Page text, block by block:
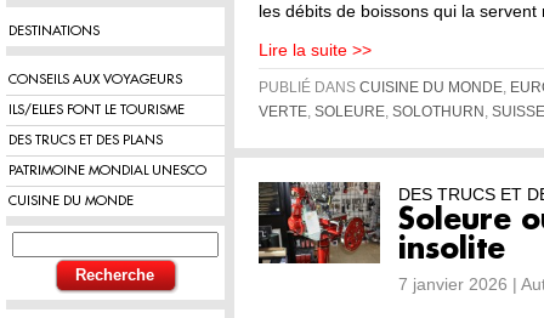
DESTINATIONS
CONSEILS AUX VOYAGEURS
ILS/ELLES FONT LE TOURISME
DES TRUCS ET DES PLANS
PATRIMOINE MONDIAL UNESCO
CUISINE DU MONDE
les débits de boissons qui la
Lire la suite >>
PUBLIÉ DANS CUISINE DU MONDE
VERTE SOLEURE SOLOTHURN SUISSE
DES TRUCS ET
Soleure
insolite
7 janvier 2026 |